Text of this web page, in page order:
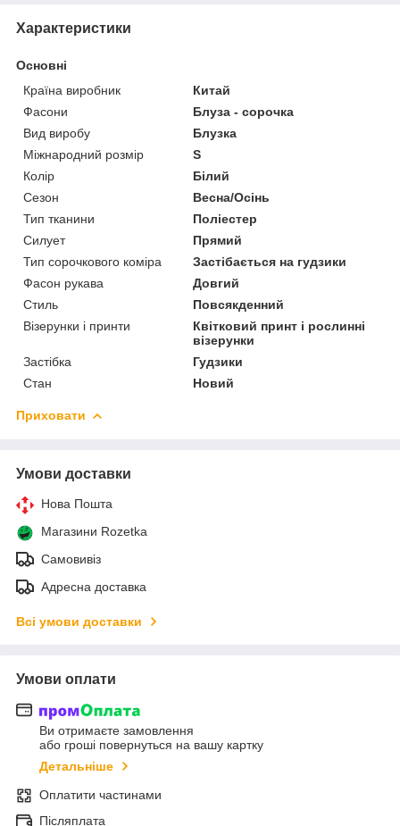
Характеристики
Основні
Країна виробник
Китай
Фасони
Блуза - сорочка
Вид виробу
Блузка
Міжнародний розмір
S
Колір
Білий
Сезон
Весна/Осінь
Тип тканини
Поліестер
Силует
Прямий
Тип сорочкового коміра
Застібається на гудзики
Фасон рукава
Довгий
Стиль
Повсякденний
Візерунки і принти
Квітковий принт і рослинні
візерунки
Застібка
Гудзики
Стан
Новий
Приховати
Умови доставки
Нова Пошта
Магазини Rozetka
Самовивіз
Адресна доставка
Всі умови доставки
Умови оплати
Ви отримаєте замовлення
або гроші повернуться на вашу картку
Детальніше
Оплатити частинами
Післяплата